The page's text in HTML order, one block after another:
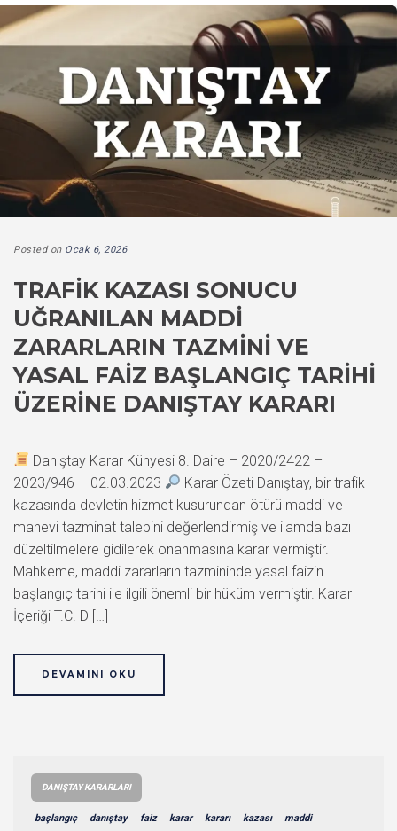
Posted on Ocak 6, 2026
TRAFIK KAZASI SONUCU
UĞRANILAN MADDI
ZARARLARIN TAZMINI VE
YASAL FAIZ BAŞLANGIÇ TARIHI
ÜZERINE DANIŞTAY KARARI
Danıştay Karar Künyesi 8. Daire – 2020/2422 –
2023/946 – 02.03.2023
Karar Özeti Danıştay, bir trafik
kazasında devletin hizmet kusurundan ötürü maddi ve
manevi tazminat talebini değerlendirmiş ve ilamda bazı
düzeltilmelere gidilerek onanmasına karar vermiştir.
Mahkeme, maddi zararların tazmininde yasal faizin
başlangıç tarihi ile ilgili önemli bir hüküm vermiştir. Karar
İçeriği T.C. D […]
DEVAMINI OKU
DANIŞTAY KARARLARI
başlangıç danıştay faiz karar kararı kazası maddi